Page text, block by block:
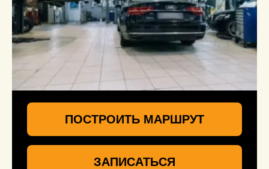
ПОСТРОИТЬ МАРШРУТ
ЗАПИСАТЬСЯ